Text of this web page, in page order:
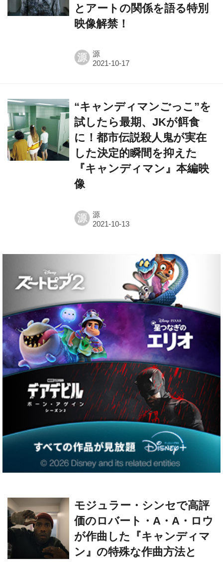
とアートの関係を語る特別
映像解禁！
源 源
“キャンディマンごっこ”を
試したら最期、JKが餌食
に！都市伝説殺人鬼が実在
した決定的瞬間を抑えた
『キャンディマン』本編映
像
源 源
モジュラー・シンセで高評
価のロバート・A・A・ロウ
が作曲した『キャンディマ
ン』の特殊な作曲方法と